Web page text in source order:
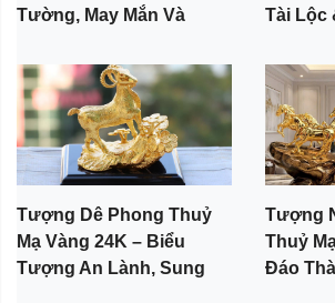
Tường, May Mắn Và
Tài Lộc
Tượng Dê Phong Thuỷ
Mạ Vàng 24K – Biểu
Tượng An Lành, Sung
Tượng
Thuỷ
Đáo